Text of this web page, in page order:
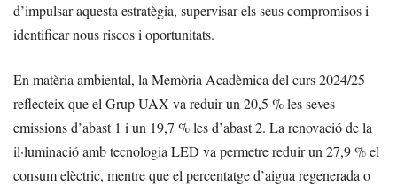
d’impulsar aquesta estratègia, supervisar els seus compromisos i
identificar nous riscos i oportunitats.
En matèria ambiental, la Memòria Acadèmica del curs 2024/25
reflecteix que el Grup UAX va reduir un 20,5 % les seves
emissions d’abast 1 i un 19,7 % les d’abast 2. La renovació de la
il·luminació amb tecnologia LED va permetre reduir un 27,9 % el
consum elèctric, mentre que el percentatge d’aigua regenerada o